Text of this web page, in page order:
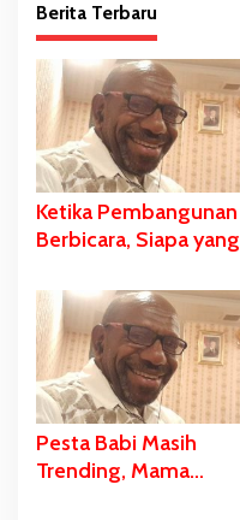
Berita Terbaru
Ketika Pembangunan
Berbicara, Siapa yang
dan Kekerasan Diam-
Diam Negara
Pesta Babi Masih
Trending, Mama